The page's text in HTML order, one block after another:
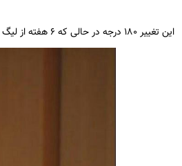
این تغییر 180 درجه در حالی که 6 هفته از لیگ را پشت سر می گذاریم می تواند در نوع خود قابل توجه باشد.